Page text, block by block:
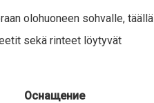
olohuoneen sohvalle, täällä
sekä rinteet löytyvät
Оснащение